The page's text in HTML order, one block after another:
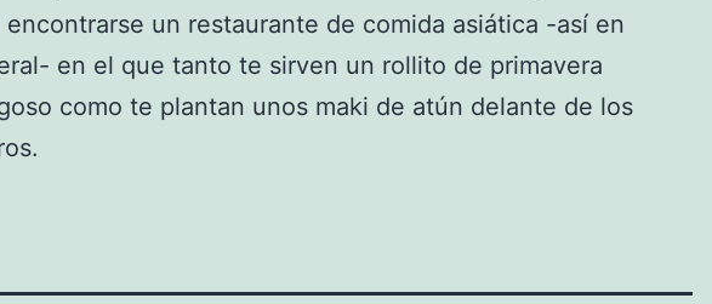
encontrarse un restaurante de comida asiática -así en
en el que tanto te sirven un rollito de primavera
como te plantan unos maki de atún delante de los